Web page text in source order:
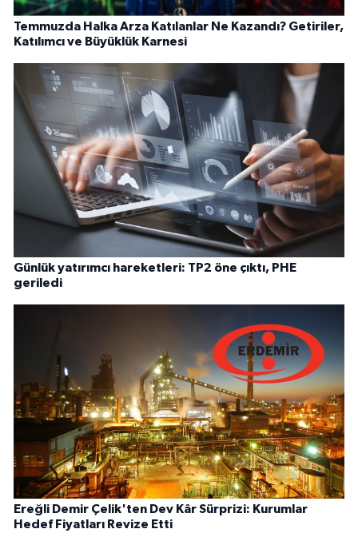
Temmuzda Halka Arza Katılanlar Ne Kazandı? Getiriler,
Katılımcı ve Büyüklük Karnesi
Günlük yatırımcı hareketleri: TP2 öne çıktı, PHE
geriledi
Ereğli Demir Çelik'ten Dev Kâr Sürprizi: Kurumlar
Hedef Fiyatları Revize Etti